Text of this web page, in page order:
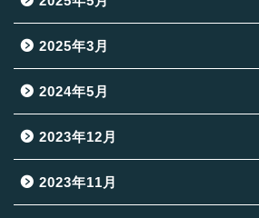
2025年3月
2024年5月
2023年12月
2023年11月